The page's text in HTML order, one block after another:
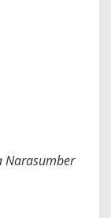
Narasumber